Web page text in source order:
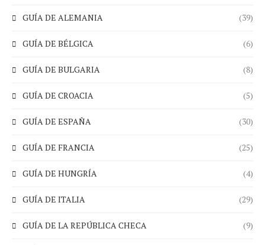
GUÍA DE ALEMANIA (39)
GUÍA DE BÉLGICA (6)
GUÍA DE BULGARIA (8)
GUÍA DE CROACIA (5)
GUÍA DE ESPAÑA (30)
GUÍA DE FRANCIA (25)
GUÍA DE HUNGRÍA (4)
GUÍA DE ITALIA (29)
GUÍA DE LA REPÚBLICA CHECA (9)